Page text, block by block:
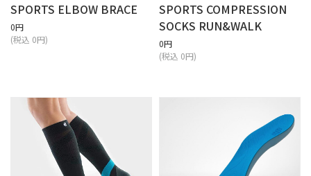
SPORTS ELBOW BRACE
0円
(税込 0円)
SPORTS COMPRESSION
SOCKS RUN&WALK
0円
(税込 0円)